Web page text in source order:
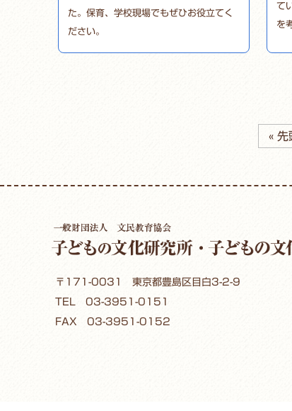
た。保育、学校現場でもぜひお役立てく
ださい。
て
を
« 先
〒171-0031 東京都豊島区目白3-2-9
TEL 03-3951-0151
FAX 03-3951-0152